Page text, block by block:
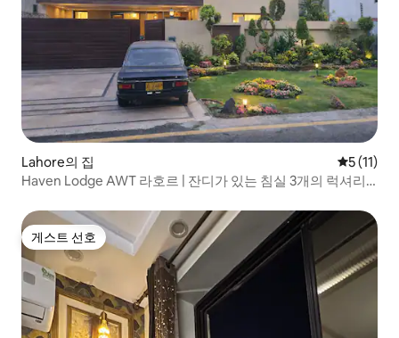
Lahore의 집 평점 5점
5 (11)
Haven Lodge AWT 라호르 | 잔디가 있는 침실 3개의 럭셔리
게스트 선호
게스트 선호